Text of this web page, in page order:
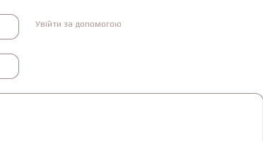
Увійти за допомогою